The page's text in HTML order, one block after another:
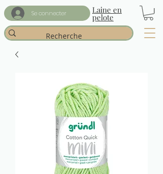
Se connecter Laine en
pelote